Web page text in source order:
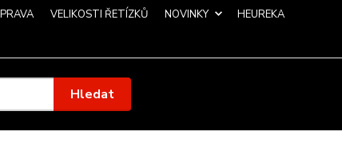
VELIKOSTI ŘETÍZKŮ NOVINKY
HEUREKA
Hledat